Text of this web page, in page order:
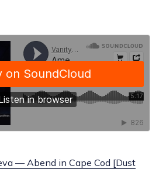
— Abend in Cape Cod [Dust